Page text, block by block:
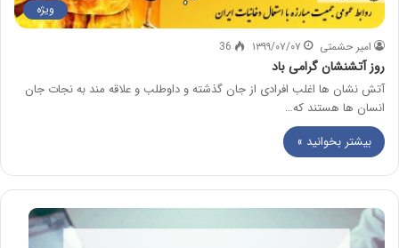
ویژه
امیر حشمتی ۱۳۹۹/۰۷/۰۷ 36
روز آتشنشان گرامی باد
آتش نشان ها اغلب افرادی از جان گذشته و داوطلب و علاقه مند به نجات جان
انسان ها هستند که…
بیشتر بخوانید »